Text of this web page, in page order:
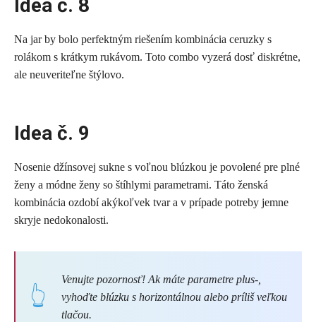
Idea č. 8
Na jar by bolo perfektným riešením kombinácia ceruzky s
rolákom s krátkym rukávom. Toto combo vyzerá dosť diskrétne,
ale neuveriteľne štýlovo.
Idea č. 9
Nosenie džínsovej sukne s voľnou blúzkou je povolené pre plné
ženy a módne ženy so štíhlymi parametrami. Táto ženská
kombinácia ozdobí akýkoľvek tvar a v prípade potreby jemne
skryje nedokonalosti.
Venujte pozornosť! Ak máte parametre plus-
vyhoďte blúzku s horizontálnou alebo príliš veľkou
tlačou.